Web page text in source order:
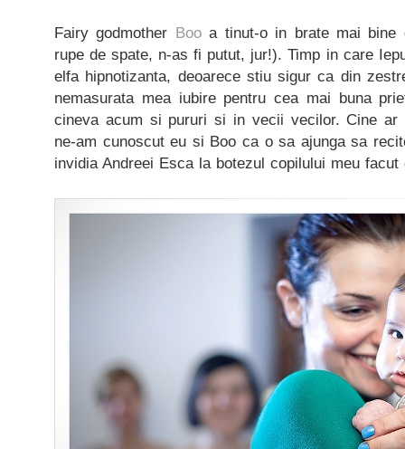
Fairy godmother Booa tinut-o in brate mai bine
rupe de spate, n-as fi putut, jur!). Timp in care
elfa hipnotizanta, deoarece stiu sigur ca din
nemasurata mea iubire pentru cea mai buna
cineva acum si pururi si in vecii vecilor. Cine
ne-am cunoscut eu si Boo ca o sa ajunga sa
invidia Andreei Esca la botezul copilului meu